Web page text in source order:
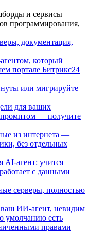
и сервисы
программирования,
документация,
который
портале Битрикс24
или мигрируйте
для ваших
— получите
из интернета —
без отдельных
агент: учится
с данными
серверы, полностью
ваш ИИ-агент, невидим
умолчанию есть
правами